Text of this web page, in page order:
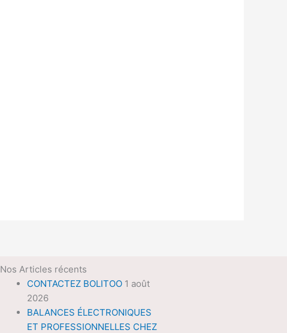
Nos Articles récents
CONTACTEZ BOLITOO 1 août
2026
BALANCES ÉLECTRONIQUES
ET PROFESSIONNELLES CHEZ